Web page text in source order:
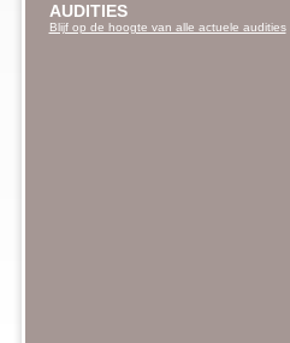
AUDITIES
Blijf op de hoogte van alle actuele audities